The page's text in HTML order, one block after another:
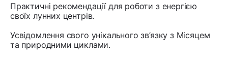
Практичні рекомендації для роботи з енергією
своїх лунних центрів.
Усвідомлення свого унікального зв’язку з Місяцем
та природними циклами.